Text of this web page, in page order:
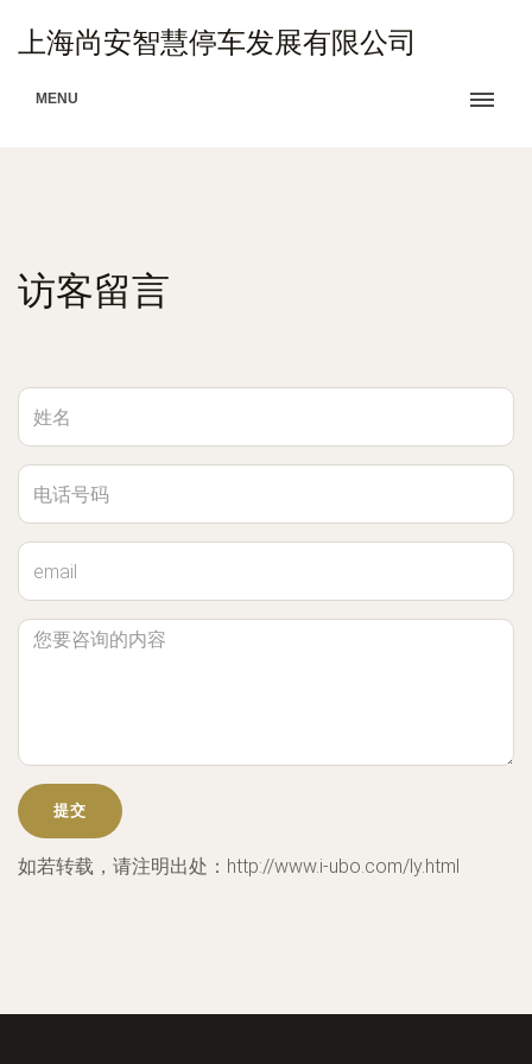
上海尚安智慧停车发展有限公司
MENU
访客留言
如若转载，请注明出处：http://www.i-ubo.com/ly.html